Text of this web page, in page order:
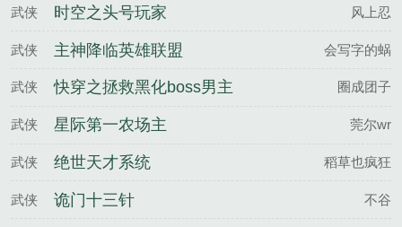
武侠 时空之头号玩家 风上忍
武侠 主神降临英雄联盟 会写字的蜗
武侠 快穿之拯救黑化boss男主 圈成团子
武侠 星际第一农场主 莞尔wr
武侠 绝世天才系统 稻草也疯狂
武侠 诡门十三针 不谷